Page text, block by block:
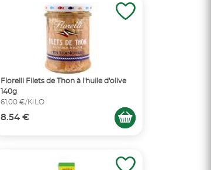
Florelli Filets de Thon à l'huile d'olive
140g
61,00 €/KILO
8.54 €